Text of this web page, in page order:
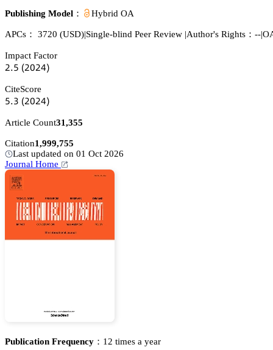
Publishing Model： Hybrid OA
APCs： 3720 (USD)|Single-blind Peer Review |Author's Rights：--|
Impact Factor
缗.逦 (缗蔡缗鋺)
CiteScore
逦.杚 (缗蔡缗鋺)
Article Count31,355
Citation1,999,755
Last updated on 01 Oct 2026
Journal Home
Publication Frequency： 12 times a year